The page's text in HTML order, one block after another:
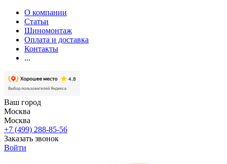
О компании
Статьи
Шиномонтаж
Оплата и доставка
Контакты
...
Ваш город
Москва
Москва
+7 (499) 288-85-56
Заказать звонок
Войти